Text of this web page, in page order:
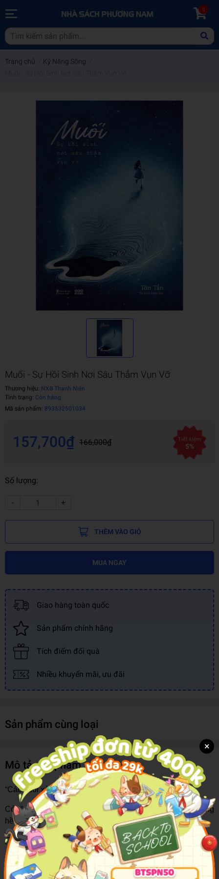
0
Trang chủ Kỹ Năng Sống
Muối - Sự Hồi Sinh Nơi Sâu Thẳm Vụn Vỡ
Thương hiệu: NXB Thanh Niên
Tình trạng: Còn hàng
Mã sản phẩm: 893532501034
157,700₫ 166,000₫ Tiết kiệm
5%
Số lượng:
- +
THÊM VÀO GIỎ
MUA NGAY
Giao hàng toàn quốc
Sản phẩm chính hãng
Tích điểm đổi quà
Nhiều khuyến mãi, ưu đãi
Sản phẩm cùng loại
Mô tả sản phẩm
“Cách đối xử tốt nhất với một người là gì?
Có lẽ chính là khắc ghi người đó trong tim, dù cả đời không
hề gặp lại, dù người đó đã sớm rời xa thế giới này”
(Trích Muối - Sự hồi sinh nơi sâu thẳm vụn vỡ)
Tất thảy con người ta đều là những hạt muối nhỏ xíu ở trên
đời. Nếu nó mất đi hương vị làm sao bắt nó mặn trở lại
×